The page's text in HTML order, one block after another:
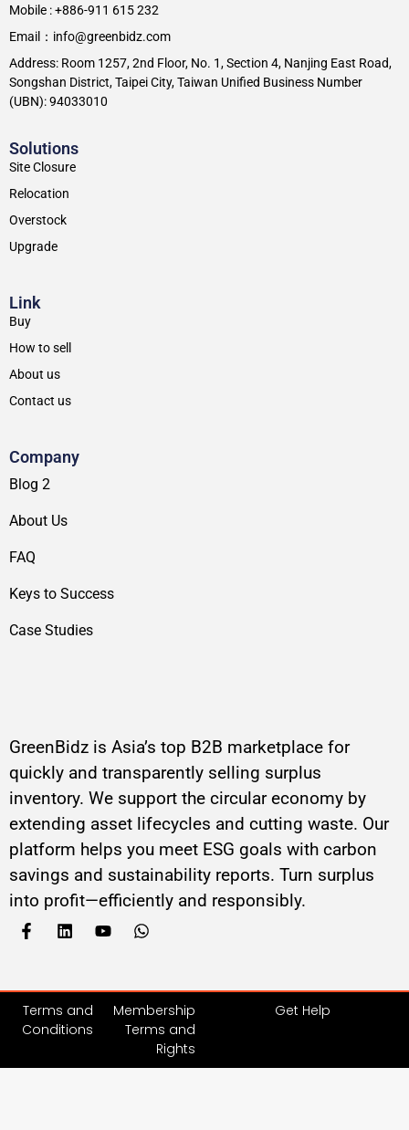
GreenBidz is Asia’s top B2B marketplace for
quickly and transparently selling surplus
inventory. We support the circular economy by
extending asset lifecycles and cutting waste. Our
platform helps you meet ESG goals with carbon
savings and sustainability reports. Turn surplus
into profit—efficiently and responsibly.
Solutions
Site Closure
Relocation
Overstock
Upgrade
Link
Buy
How to sell
About us
Contact us
Company
Blog 2
About Us
FAQ
Keys to Success
Case Studies
Mobile : +886-911 615 232
Email：info@greenbidz.com
Address: Room 1257, 2nd Floor, No. 1, Section 4, Nanjing East Road,
Songshan District, Taipei City, Taiwan Unified Business Number
(UBN): 94033010
Terms and
Conditions
Membership
Terms and
Rights
Get Help